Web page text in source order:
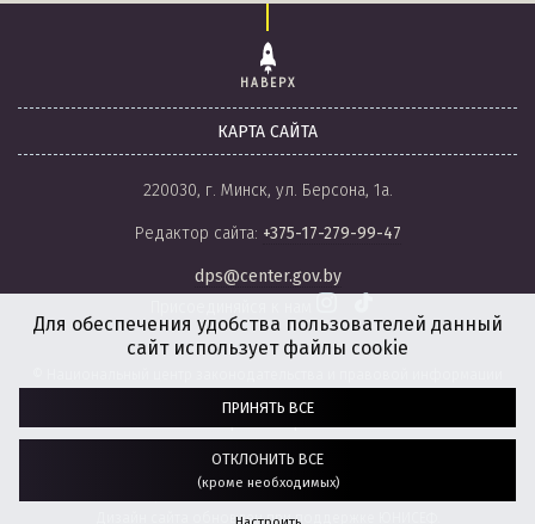
НАВЕРХ
КАРТА САЙТА
220030, г. Минск, ул. Берсона, 1а.
Редактор сайта: +375-17-279-99-47
dps@center.gov.by
Разработка сайта: агентство
“ГЕНШТАБ”
Дизайн сайта обновлен при поддержке ЮНИСЕФ.
Для обеспечения удобства пользователей данный
сайт использует файлы cookie
ПРИНЯТЬ ВСЕ
ОТКЛОНИТЬ ВСЕ
(кроме необходимых)